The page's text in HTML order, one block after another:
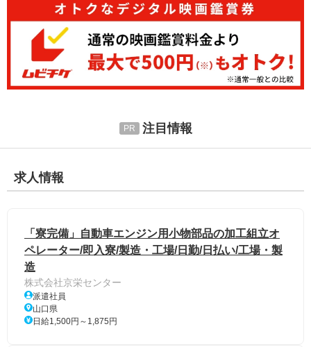
注目情報
求人情報
「寮完備」自動車エンジン用小物部品の加工組立オ
ペレーター/即入寮/製造・工場/日勤/日払い/工場・製
造
株式会社京栄センター
派遣社員
山口県
日給1,500円～1,875円